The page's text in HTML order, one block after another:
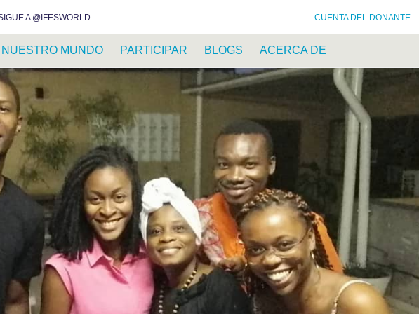
A @IFESWORLD CUENTA DEL DONANTE
NUESTRO MUNDO PARTICIPAR BLOGS ACERCA DE